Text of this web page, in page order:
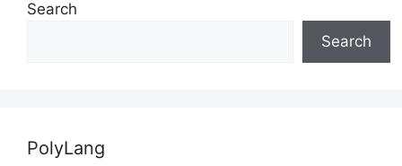
Search
Search
PolyLang